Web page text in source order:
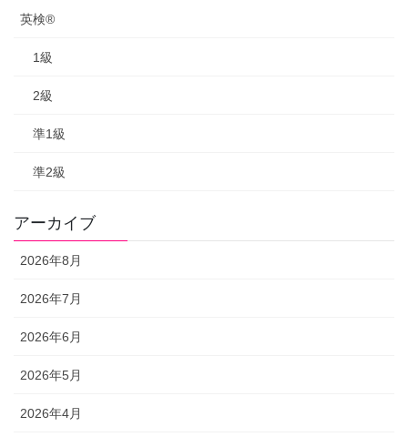
英検®
1級
2級
準1級
準2級
アーカイブ
2026年8月
2026年7月
2026年6月
2026年5月
2026年4月